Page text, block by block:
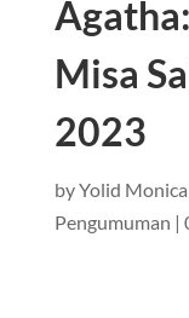
Misa
2023
byYolid Monica
Pengumuman |